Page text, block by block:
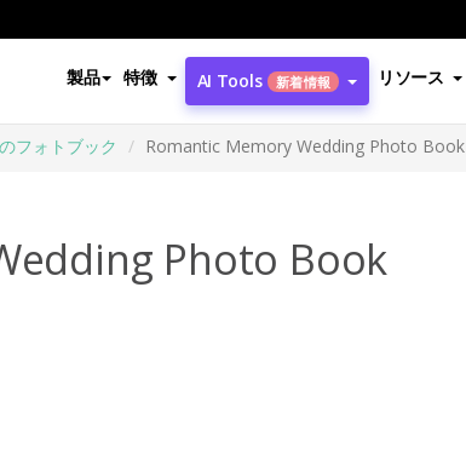
製品 特徴 AI Tools 新着情報 リソース
フォトブック Romantic Memory Wedding Photo Book
Photo Book